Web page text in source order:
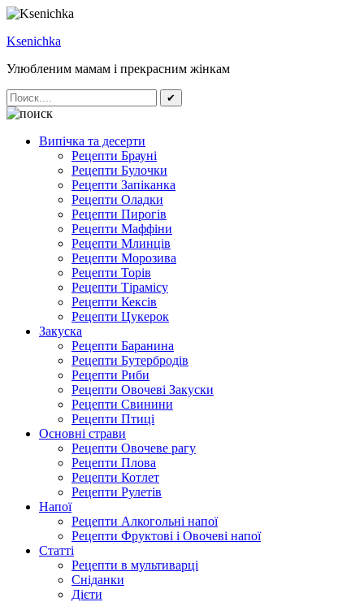
Ksenichka
Улюбленим мамам і прекрасним жінкам
✔
Випічка та десерти
Рецепти Брауні
Рецепти Булочки
Рецепти Запіканка
Рецепти Оладки
Рецепти Пирогів
Рецепти Маффіни
Рецепти Млинців
Рецепти Морозива
Рецепти Торів
Рецепти Тірамісу
Рецепти Кексів
Рецепти Цукерок
Закуска
Рецепти Баранина
Рецепти Бутербродів
Рецепти Риби
Рецепти Овочеві Закуски
Рецепти Свинини
Рецепти Птиці
Основні страви
Рецепти Овочеве рагу
Рецепти Плова
Рецепти Котлет
Рецепти Рулетів
Напої
Рецепти Алкогольні напої
Рецепти Фруктові і Овочеві напої
Статті
Рецепти в мультиварці
Сніданки
Дієти